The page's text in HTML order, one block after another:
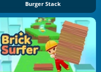
Burger Stack